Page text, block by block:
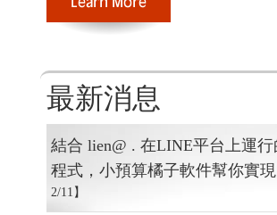
最新消息
結合 lien@ . 在LINE平台上運
程式，小預算橘子軟件幫你實
2/11】